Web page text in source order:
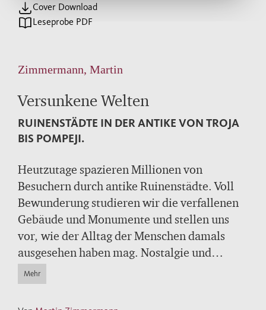
Cover Download
Leseprobe PDF
Zimmermann, Martin
Versunkene Welten
RUINENSTÄDTE IN DER ANTIKE VON TROJA
BIS POMPEJI.
Heutzutage spazieren Millionen von
Besuchern durch antike Ruinenstädte. Voll
Bewunderung studieren wir die verfallenen
Gebäude und Monumente und stellen uns
vor, wie der Alltag der Menschen damals
ausgesehen haben mag. Nostalgie und
romantische Wehmut angesichts des
Untergangs der alten Kulturen sind jedoch
Mehr